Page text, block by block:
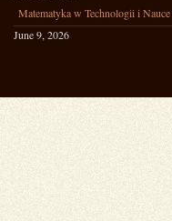
Matematyka w Technologii i Nauce
June 9, 2026